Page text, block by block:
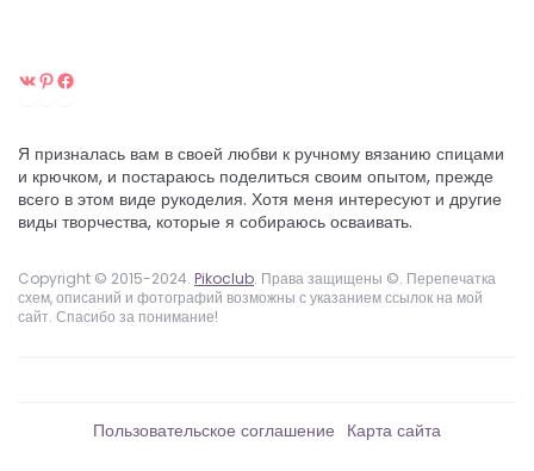
ВКонтакте
Pinterest
Я призналась вам в своей любви к ручному вязанию спицами
и крючком, и постараюсь поделиться своим опытом, прежде
всего в этом виде рукоделия. Хотя меня интересуют и другие
виды творчества, которые я собираюсь осваивать.
Copyright © 2015-2024. Pikoclub. Права защищены ©. Перепечатка
схем, описаний и фотографий возможны с указанием ссылок на мой
сайт. Спасибо за понимание!
Пользовательское соглашение Карта сайта